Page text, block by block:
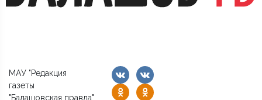
МАУ "Редакция
газеты
"Балашовская правда"